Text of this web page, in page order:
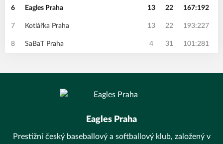
6 Eagles Praha 13 22 167:192
7 Kotlářka Praha 13 22 193:227
8 SaBaT Praha 4 31 101:281
Eagles Praha
Prestižní český baseballový a softballový klub, založený v